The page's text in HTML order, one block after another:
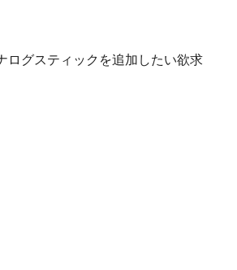
ログスティックを追加したい欲求